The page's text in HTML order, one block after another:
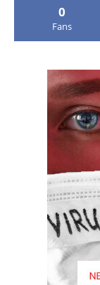
0
Fans